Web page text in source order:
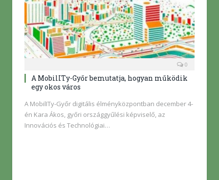
0
A MobilITy-Győr bemutatja, hogyan működik
egy okos város
A MobilITy-Győr digitális élményközpontban december 4-
én Kara Ákos, győri országgyűlési képviselő, az
Innovációs és Technológiai…